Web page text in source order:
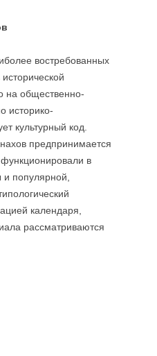
востребованных
на общественно-
историко-
культурный код.
предпринимается
в
и популярной,
календаря,
рассматриваются